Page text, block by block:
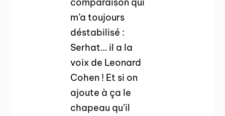
comparaison qui
m’a toujours
déstabilisé :
Serhat… il a la
voix de Leonard
Cohen ! Et si on
ajoute à ça le
chapeau qu’il